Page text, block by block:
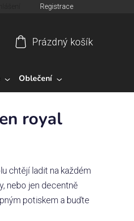
Registrace
košík
Prázdný košík
Oblečení
royal
chtějí ladit na každém
nebo jen decentně
potiskem a buďte